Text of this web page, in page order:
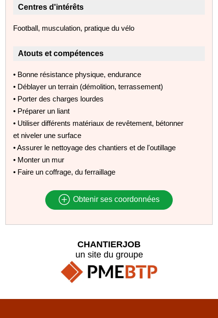
Centres d'intérêts
Football, musculation, pratique du vélo
Atouts et compétences
• Bonne résistance physique, endurance
• Déblayer un terrain (démolition, terrassement)
• Porter des charges lourdes
• Préparer un liant
• Utiliser différents matériaux de revêtement, bétonner
et niveler une surface
• Assurer le nettoyage des chantiers et de l'outillage
• Monter un mur
• Faire un coffrage, du ferraillage
Obtenir ses coordonnées
CHANTIERJOB
un site du groupe